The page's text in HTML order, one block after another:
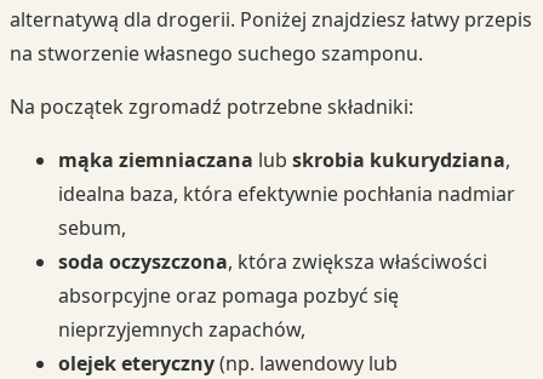
alternatywą dla drogerii. Poniżej znajdziesz łatwy przepis
na stworzenie własnego suchego szamponu.
Na początek zgromadź potrzebne składniki:
mąka ziemniaczana lub skrobia kukurydziana,
idealna baza, która efektywnie pochłania nadmiar
sebum,
soda oczyszczona, która zwiększa właściwości
absorpcyjne oraz pomaga pozbyć się
nieprzyjemnych zapachów,
olejek eteryczny(np. lawendowy lub